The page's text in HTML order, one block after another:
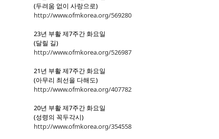
(두려움 없이 사랑으로)
http://www.ofmkorea.org/569280
23년 부활 제7주간 화요일
(달릴 길)
http://www.ofmkorea.org/526987
21년 부활 제7주간 화요일
(아무리 최선을 다해도)
http://www.ofmkorea.org/407782
20년 부활 제7주간 화요일
(성령의 꼭두각시)
http://www.ofmkorea.org/354558